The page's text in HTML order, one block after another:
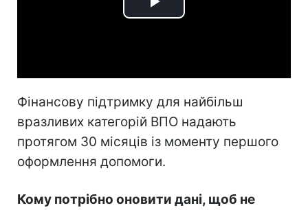
Play
Фінансову підтримку для найбільш
вразливих категорій ВПО надають
протягом 30 місяців із моменту першого
оформлення допомоги.
Кому потрібно оновити дані, щоб не